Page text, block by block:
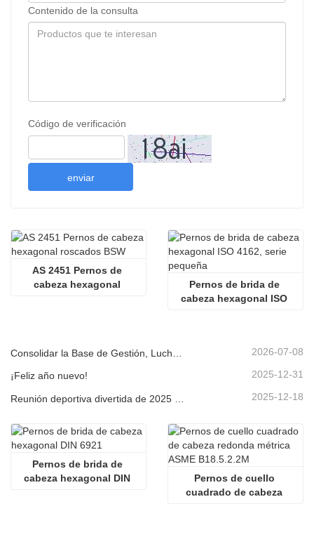
Contenido de la consulta
Código de verificación
enviar
AS 2451 Pernos de
cabeza hexagonal
Pernos de brida de
cabeza hexagonal ISO
2026-07-08
¡Feliz año nuevo! 2025-12-31
2025-12-18
Pernos de brida de
cabeza hexagonal DIN
Pernos de cuello
cuadrado de cabeza